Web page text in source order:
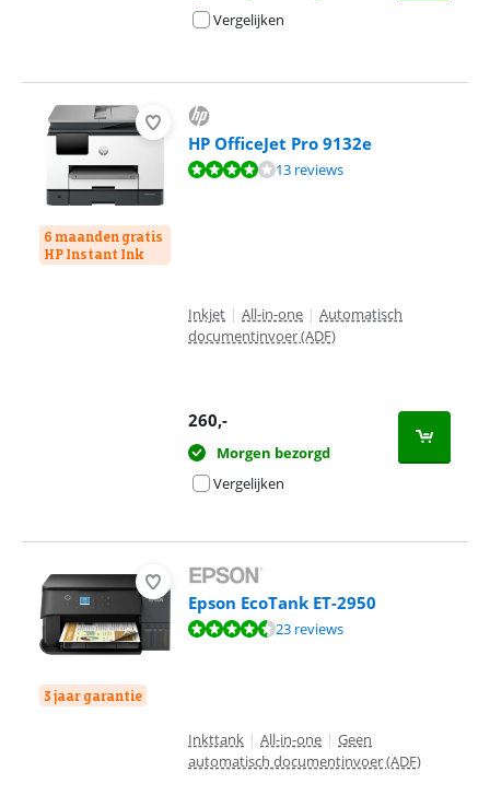
Vergelijken
6 maanden gratis
HP Instant Ink
HP OfficeJet Pro 9132e
Beoordeling is 8,2 van de 10, gebaseerd op 13 reviews.
13 reviews
Inkjet | All-in-one | Automatisch
documentinvoer (ADF)
260,-
Morgen bezorgd
Vergelijken
3 jaar garantie
Epson EcoTank ET-2950
Beoordeling is 8,5 van de 10, gebaseerd op 23 reviews.
23 reviews
Inkttank | All-in-one | Geen
automatisch documentinvoer (ADF)